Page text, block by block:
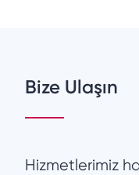
Bize Ulaşın
Hizmetlerimiz